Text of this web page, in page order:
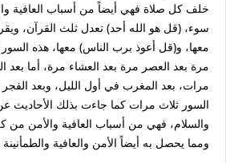
خلف كل صلاة فهي أيضاً من أسباب العافية
سوء، (قل هو الله أحد) تعدل ثلث القرآن،
معها، و(قل أعوذ برب الناس) معها، هذه السور
مرة بعد العصر مرة بعد العشاء مرة، أما بعد
مرات، بعد المغرب في أول الليل، وبعد الفجر
السور ثلاث مرات كما جاءت بذلك الأحاديث
والسلام، فهي من أسباب العافية والأمن
ومما يحصل به أيضاً الأمن والعافية